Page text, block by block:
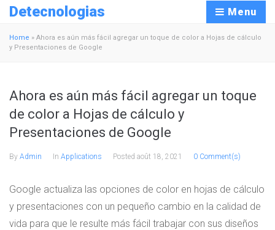
Detecnologias Menu
Home » Ahora es aún más fácil agregar un toque de color a Hojas de cálculo
y Presentaciones de Google
Ahora es aún más fácil agregar un toque
de color a Hojas de cálculo y
Presentaciones de Google
By Admin In Applications Posted août 18, 2021 0 Comment(s)
Google actualiza las opciones de color en hojas de cálculo
y presentaciones con un pequeño cambio en la calidad de
vida para que le resulte más fácil trabajar con sus diseños